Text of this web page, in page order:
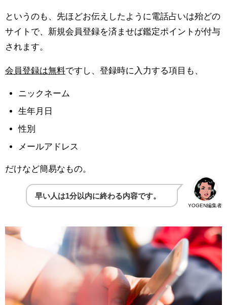
というのも、先ほどお伝えしたように電話占いは殆どの
サイトで、新規会員登録を済ませば鑑定ポイントが付与
されます。
会員登録は無料ですし、登録時に入力する項目も、
ニックネーム
生年月日
性別
メールアドレス
だけなど簡易なもの。
YOGEN編集者
早い人は1分以内に終わる内容です。